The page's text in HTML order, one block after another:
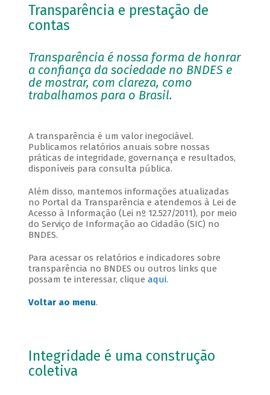
Transparência e prestação de
contas
Transparência é nossa forma de honrar
a confiança da sociedade no BNDES e
de mostrar, com clareza, como
trabalhamos para o Brasil.
A transparência é um valor inegociável.
Publicamos relatórios anuais sobre nossas
práticas de integridade, governança e resultados,
disponíveis para consulta pública.
Além disso, mantemos informações atualizadas
no Portal da Transparência e atendemos à Lei de
Acesso à Informação (Lei nº 12.527/2011), por meio
do Serviço de Informação ao Cidadão (SIC) no
BNDES.
Para acessar os relatórios e indicadores sobre
transparência no BNDES ou outros links que
possam te interessar, clique aqui.
Voltar ao menu.
Integridade é uma construção
coletiva